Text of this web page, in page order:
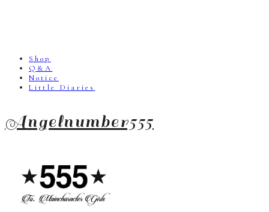
Shop
Q&A
Notice
Little Diaries
Angelnumber555